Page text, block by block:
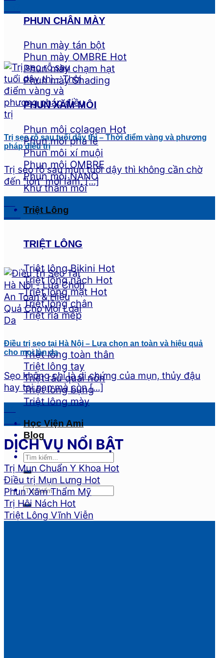
PHUN CHÂN MÀY
Phun mày tán bột
Phun mày OMBRE
Phun mày chạm hạt
Phun mày Shading
PHUN XĂM MÔI
Phun môi colagen
Phun môi pha lê
Phun môi xí muội
Phun môi OMBRE
Phun môi NANO
Khử thâm môi
Triệt Lông
TRIỆT LÔNG
Triệt lông Bikini
Triệt lông nách
Triệt lông mặt
Triệt lông chân
Triệt ria mép
Triệt lông toàn thân
Triệt lông tay
Triệt râu quai nón
Triệt lông bụng
Triệt lông mày
Học Viện Ami
Blog
Trị sẹo rỗ sau tuổi dậy thì – Thời điểm vàng và phương
pháp điều trị
Trị sẹo rỗ sau mụn tuổi dậy thì không cần chờ
đến “lớn” mới làm, [...]
Th7
Điều trị sẹo tại Hà Nội – Lựa chọn an toàn và hiệu quả
cho mọi làn da
Sẹo không chỉ là di chứng của mụn, thủy đậu
hay tai nạn mà còn [...]
Th7
DỊCH VỤ NỔI BẬT
Trị Mụn Chuẩn Y Khoa
Điều trị Mụn Lưng
Phun Xăm Thẩm Mỹ
Trị Hôi Nách
Triệt Lông Vĩnh Viễn